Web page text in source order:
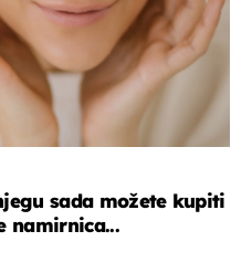
sada možete kupiti
namirnica...